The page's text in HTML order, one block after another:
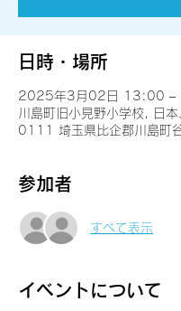
日時・場所
2025年3月02日 13:00
川島町旧小見野小学校, 日
0111 埼玉県比企郡川島町
参加者
すべて表示
イベントについて